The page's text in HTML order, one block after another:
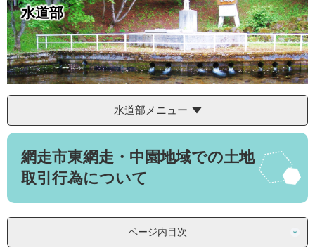
本
文
へ
水道部
水道部メニュー
本
網走市東網走・中園地域での土地
取引行為について
ページ内目次